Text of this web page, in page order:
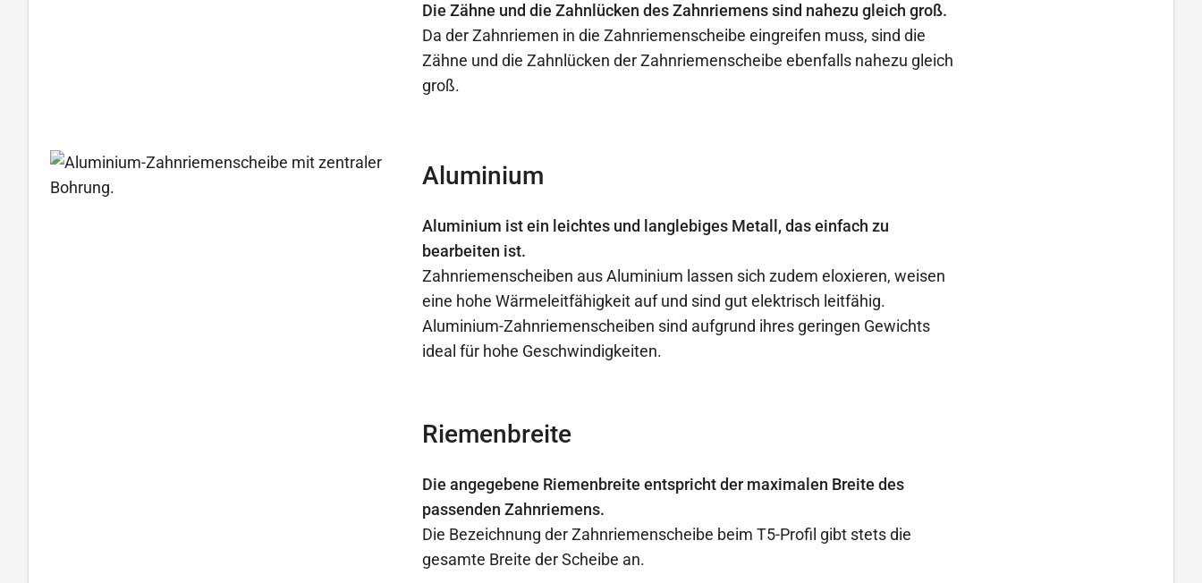
Die Zähne und die Zahnlücken des Zahnriemens sind nahezu gleich groß.
Da der Zahnriemen in die Zahnriemenscheibe eingreifen muss, sind die
Zähne und die Zahnlücken der Zahnriemenscheibe ebenfalls nahezu gleich
groß.
Aluminium
Aluminium ist ein leichtes und langlebiges Metall, das einfach zu
bearbeiten ist.
Zahnriemenscheiben aus Aluminium lassen sich zudem eloxieren, weisen
eine hohe Wärmeleitfähigkeit auf und sind gut elektrisch leitfähig.
Aluminium-Zahnriemenscheiben sind aufgrund ihres geringen Gewichts
ideal für hohe Geschwindigkeiten.
Riemenbreite
Die angegebene Riemenbreite entspricht der maximalen Breite des
passenden Zahnriemens.
Die Bezeichnung der Zahnriemenscheibe beim T5-Profil gibt stets die
gesamte Breite der Scheibe an.